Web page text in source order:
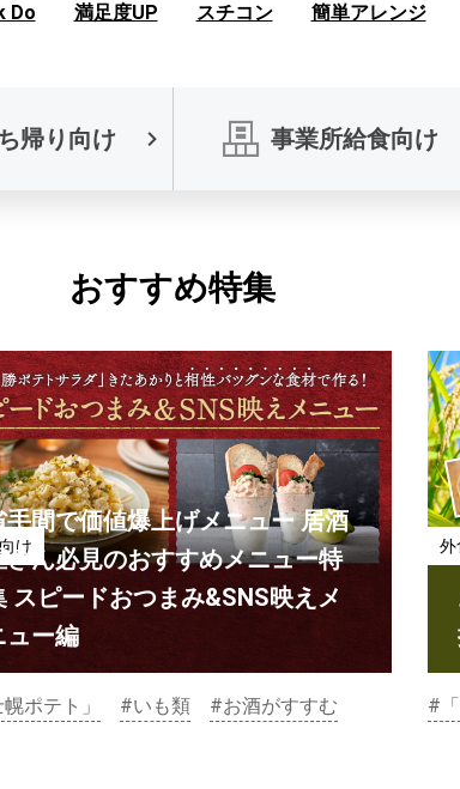
Do 満足度UP スチコン 簡単アレンジ
帰り向け 事業所給食向け
おすすめ特集
け
手間で価値爆上げメニュー 居酒
さん必見のおすすめメニュー特
スピードおつまみ&SNS映えメ
ュー編
ポテト」 #いも類 #お酒がすすむ
外
#